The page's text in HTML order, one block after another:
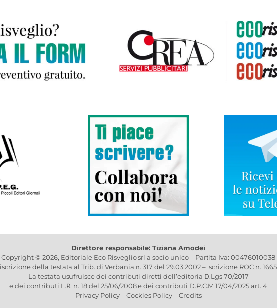
Direttore responsabile: Tiziana Amodei
Copyright © 2026, Editoriale Eco Risveglio srl a socio unico – Partita Iva: 00476010038
iscrizione della testata al Trib. di Verbania n. 317 del 29.03.2002 – iscrizione ROC n. 1665
La testata usufruisce dei contributi diretti dell’editoria D.Lgs 70/2017
e dei contributi L.R. n. 18 del 25/06/2008 e dei contributi D.P.C.M 17/04/2025 art. 4
Privacy Policy–Cookies Policy–Credits